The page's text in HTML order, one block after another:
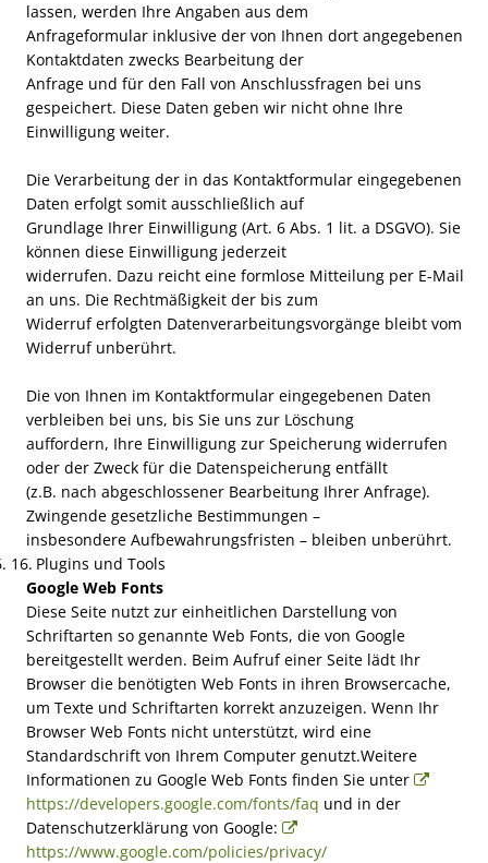
lassen, werden Ihre Angaben aus dem
Anfrageformular inklusive der von Ihnen dort angegebenen
Kontaktdaten zwecks Bearbeitung der
Anfrage und für den Fall von Anschlussfragen bei uns
gespeichert. Diese Daten geben wir nicht ohne Ihre
Einwilligung weiter.
Die Verarbeitung der in das Kontaktformular eingegebenen
Daten erfolgt somit ausschließlich auf
Grundlage Ihrer Einwilligung (Art. 6 Abs. 1 lit. a DSGVO). Sie
können diese Einwilligung jederzeit
widerrufen. Dazu reicht eine formlose Mitteilung per E-Mail
an uns. Die Rechtmäßigkeit der bis zum
Widerruf erfolgten Datenverarbeitungsvorgänge bleibt vom
Widerruf unberührt.
Die von Ihnen im Kontaktformular eingegebenen Daten
verbleiben bei uns, bis Sie uns zur Löschung
auffordern, Ihre Einwilligung zur Speicherung widerrufen
oder der Zweck für die Datenspeicherung entfällt
(z.B. nach abgeschlossener Bearbeitung Ihrer Anfrage).
Zwingende gesetzliche Bestimmungen –
insbesondere Aufbewahrungsfristen – bleiben unberührt.
Plugins und Tools
Google Web Fonts
Diese Seite nutzt zur einheitlichen Darstellung von
Schriftarten so genannte Web Fonts, die von Google
bereitgestellt werden. Beim Aufruf einer Seite lädt Ihr
Browser die benötigten Web Fonts in ihren Browsercache,
um Texte und Schriftarten korrekt anzuzeigen. Wenn Ihr
Browser Web Fonts nicht unterstützt, wird eine
Standardschrift von Ihrem Computer genutzt.Weitere
Informationen zu Google Web Fonts finden Sie unter
https://developers.google.com/fonts/faq und in der
Datenschutzerklärung von Google:
https://www.google.com/policies/privacy/